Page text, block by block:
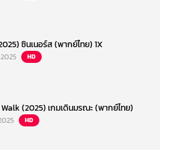
ซินเนอร์ส (พากย์ไทย) 1X
2025 HD
(2025) เกมเดินมรณะ (พากย์ไทย)
HD